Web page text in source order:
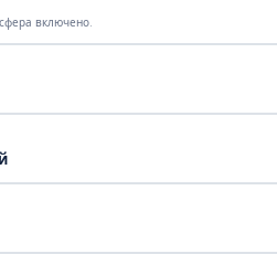
включено.